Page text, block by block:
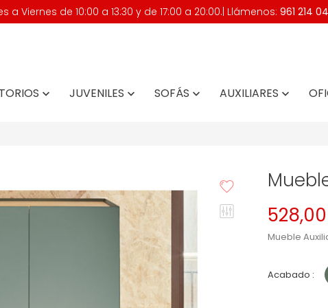
a Viernes de 10:00 a 13:30 y de 17:00 a 20:00.| Llámenos: 961 214
 JUVENILES  SOFÁS  AUXILIARES 
Mueble
Acabado :